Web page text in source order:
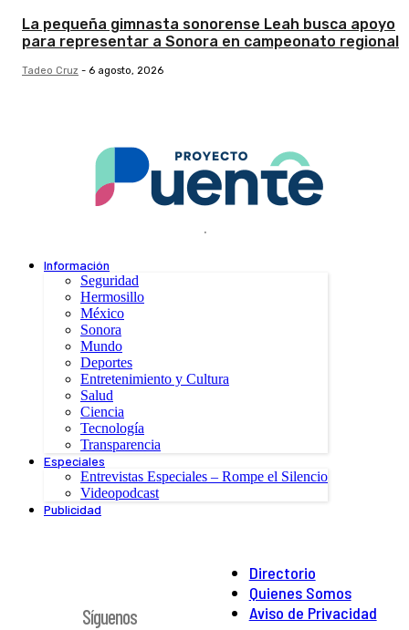
La pequeña gimnasta sonorense Leah busca apoyo
para representar a Sonora en campeonato regional
Tadeo Cruz - 6 agosto, 2026
.
Información
Seguridad
Hermosillo
México
Sonora
Mundo
Deportes
Entretenimiento y Cultura
Salud
Ciencia
Tecnología
Transparencia
Especiales
Entrevistas Especiales – Rompe el Silencio
Videopodcast
Publicidad
Directorio
Quienes Somos
Aviso de Privacidad
Síguenos